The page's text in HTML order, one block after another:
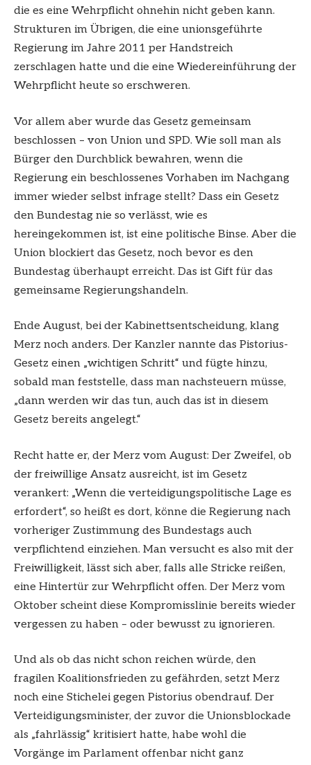
die es eine Wehrpflicht ohnehin nicht geben kann.
Strukturen im Übrigen, die eine unionsgeführte
Regierung im Jahre 2011 per Handstreich
zerschlagen hatte und die eine Wiedereinführung der
Wehrpflicht heute so erschweren.
Vor allem aber wurde das Gesetz gemeinsam
beschlossen – von Union und SPD. Wie soll man als
Bürger den Durchblick bewahren, wenn die
Regierung ein beschlossenes Vorhaben im Nachgang
immer wieder selbst infrage stellt? Dass ein Gesetz
den Bundestag nie so verlässt, wie es
hereingekommen ist, ist eine politische Binse. Aber die
Union blockiert das Gesetz, noch bevor es den
Bundestag überhaupt erreicht. Das ist Gift für das
gemeinsame Regierungshandeln.
Ende August, bei der Kabinettsentscheidung, klang
Merz noch anders. Der Kanzler nannte das Pistorius-
Gesetz einen „wichtigen Schritt“ und fügte hinzu,
sobald man feststelle, dass man nachsteuern müsse,
„dann werden wir das tun, auch das ist in diesem
Gesetz bereits angelegt.“
Recht hatte er, der Merz vom August: Der Zweifel, ob
der freiwillige Ansatz ausreicht, ist im Gesetz
verankert: „Wenn die verteidigungspolitische Lage es
erfordert“, so heißt es dort, könne die Regierung nach
vorheriger Zustimmung des Bundestags auch
verpflichtend einziehen. Man versucht es also mit der
Freiwilligkeit, lässt sich aber, falls alle Stricke reißen,
eine Hintertür zur Wehrpflicht offen. Der Merz vom
Oktober scheint diese Kompromisslinie bereits wieder
vergessen zu haben – oder bewusst zu ignorieren.
Und als ob das nicht schon reichen würde, den
fragilen Koalitionsfrieden zu gefährden, setzt Merz
noch eine Stichelei gegen Pistorius obendrauf. Der
Verteidigungsminister, der zuvor die Unionsblockade
als „fahrlässig“ kritisiert hatte, habe wohl die
Vorgänge im Parlament offenbar nicht ganz